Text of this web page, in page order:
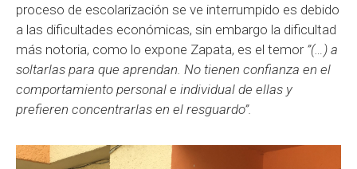
proceso de escolarización se ve interrumpido es debido
a las dificultades económicas, sin embargo la dificultad
más notoria, como lo expone Zapata, es el temor ”(…) a
soltarlas para que aprendan. No tienen confianza en el
comportamiento personal e individual de ellas y
prefieren concentrarlas en el resguardo”.